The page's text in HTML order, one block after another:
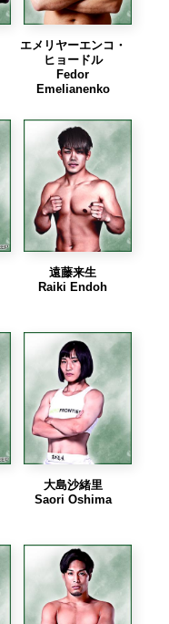
エメリヤーエンコ・
ヒョードル
Fedor
Emelianenko
遠藤来生
Raiki Endoh
大島沙緒里
Saori Oshima